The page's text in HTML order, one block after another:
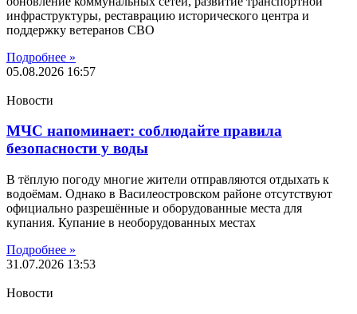
инфраструктуры, реставрацию исторического центра и
поддержку ветеранов СВО
Подробнее »
05.08.2026 16:57
Новости
МЧС напоминает: соблюдайте правила
безопасности у воды
В тёплую погоду многие жители отправляются отдыхать к
водоёмам. Однако в Василеостровском районе отсутствуют
официально разрешённые и оборудованные места для
купания. Купание в необорудованных местах
Подробнее »
31.07.2026 13:53
Новости